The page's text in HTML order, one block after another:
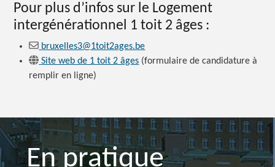
Pour plus d’infos sur le Logement
intergénérationnel 1 toit 2 âges :
bruxelles3@1toit2ages.be
Site web de 1 toit 2 âges (formulaire de candidature à
remplir en ligne)
En pratique